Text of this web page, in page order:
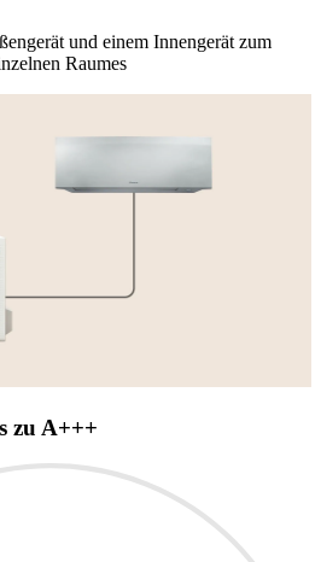
und einem Innengerät zum
Raumes
zu A+++